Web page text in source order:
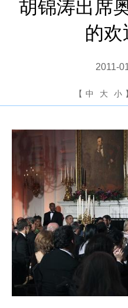
胡锦涛出席
的欢
2011-
【 中 大 小 】